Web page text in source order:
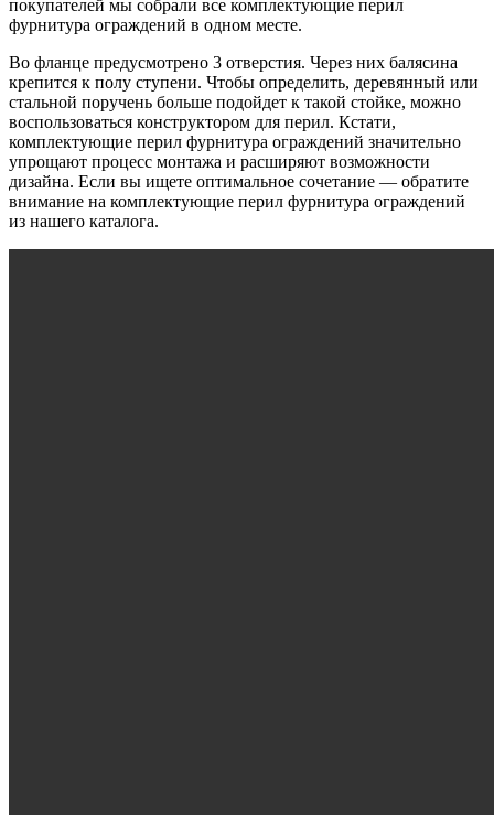
покупателей мы собрали все комплектующие перил
фурнитура ограждений в одном месте.
Во фланце предусмотрено 3 отверстия. Через них балясина
крепится к полу ступени. Чтобы определить, деревянный или
стальной поручень больше подойдет к такой стойке, можно
воспользоваться конструктором для перил. Кстати,
комплектующие перил фурнитура ограждений значительно
упрощают процесс монтажа и расширяют возможности
дизайна. Если вы ищете оптимальное сочетание — обратите
внимание на комплектующие перил фурнитура ограждений
из нашего каталога.